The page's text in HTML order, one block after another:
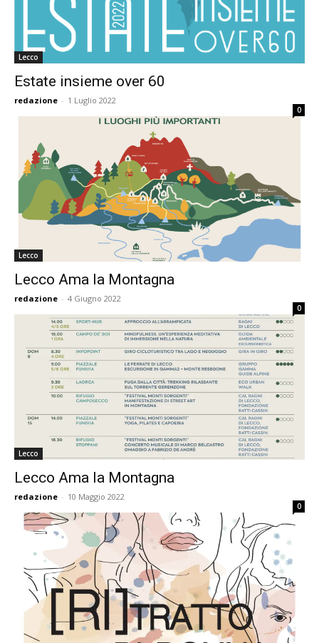
Lecco
Estate insieme over 60
redazione - 1 Luglio 2022
0
Lecco
Lecco Ama la Montagna
redazione - 4 Giugno 2022
0
Lecco
Lecco Ama la Montagna
redazione - 10 Maggio 2022
0